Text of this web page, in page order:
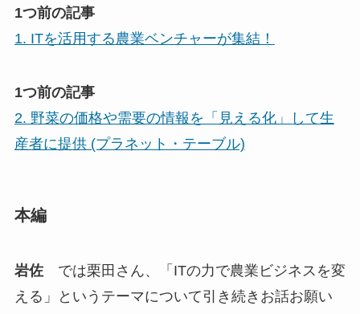
1つ前の記事
1. ITを活用する農業ベンチャーが集結！
1つ前の記事
2. 野菜の価格や需要の情報を「見える化」して生
産者に提供 (プラネット・テーブル)
本編
岩佐では栗田さん、「ITの力で農業ビジネスを変
える」というテーマについて引き続きお話お願い